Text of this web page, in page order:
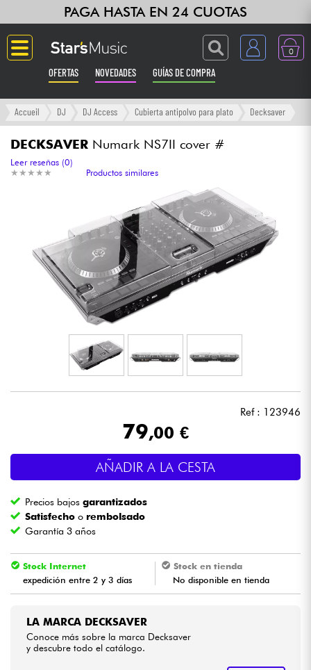
PAGA HASTA EN 24 CUOTAS
0
OFERTAS NOVEDADES GUÍAS DE COMPRA
Langue
Guitarras & Bajos
Ampli & Efectos
Sintetizadores & samplers
Grabación
Auriculares
Micros
Sistemas de Sonido
Batería y percusión
Violines y cuarteto
Niños
Accueil DJ DJ Access Cubierta antipolvo para plato Decksaver
DECKSAVER Numark NS7II cover #
★ ★ ★ ★ ★
★ ★ ★ ★ ★
Leer reseñas (0)
Productos similares
Ref : 123946
79,00 €
AÑADIR A LA CESTA
Precios bajosgarantizados
Satisfecho o rembolsado
Garantía 3 años
Stock Internet
expedición entre 2 y 3 días
Stock en tienda
No disponible en tienda
LA MARCA DECKSAVER
Conoce más sobre la marca Decksaver
y descubre todo el catálogo.